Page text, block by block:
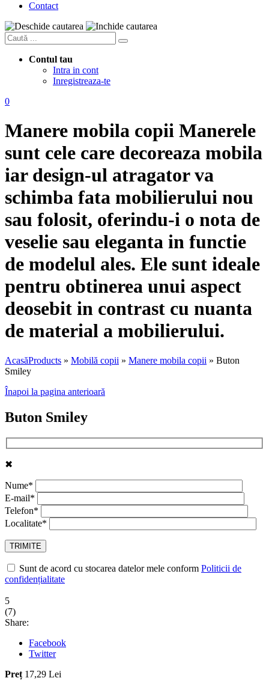
Contact
Contul tau
Intra in cont
Inregistreaza-te
0
Manere mobila copii Manerele
sunt cele care decoreaza mobila
iar design-ul atragator va
schimba fata mobilierului nou
sau folosit, oferindu-i o nota de
veselie sau eleganta in functie
de modelul ales. Ele sunt ideale
pentru obtinerea unui aspect
deosebit in contrast cu nuanta
de material a mobilierului.
AcasăProducts » Mobilă copii » Manere mobila copii » Buton
Smiley
Înapoi la pagina anterioară
Buton Smiley
✖
Nume*
E-mail*
Telefon*
Localitate*
Sunt de acord cu stocarea datelor mele conform Politicii de
confidențialitate
5
(7)
Share:
Facebook
Twitter
Preț 17,29 Lei